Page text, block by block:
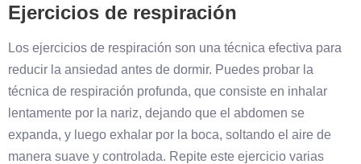
Ejercicios de respiración
Los ejercicios de respiración son una técnica efectiva para
reducir la ansiedad antes de dormir. Puedes probar la
técnica de respiración profunda, que consiste en inhalar
lentamente por la nariz, dejando que el abdomen se
expanda, y luego exhalar por la boca, soltando el aire de
manera suave y controlada. Repite este ejercicio varias